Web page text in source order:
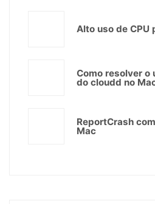
Alto uso de CPU
Como resolver o
do cloudd no
ReportCrash
Mac